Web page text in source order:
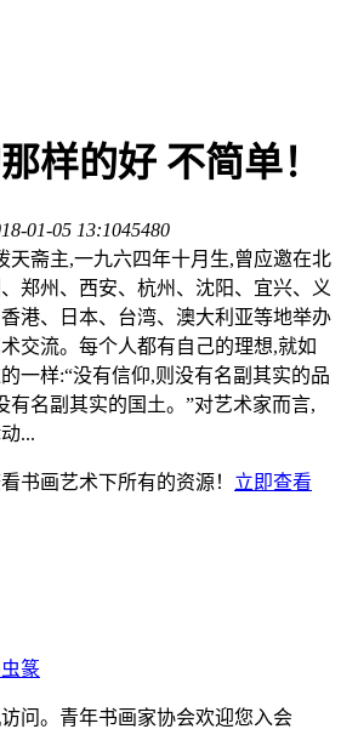
样的好 不简单！
01-05 13:1045480
天斋主,一九六四年十月生,曾应邀在北
郑州、西安、杭州、沈阳、宜兴、义
港、日本、台湾、澳大利亚等地举办
交流。每个人都有自己的理想,就如
一样:“没有信仰,则没有名副其实的品
有名副其实的国土。”对艺术家而言,
...
书画艺术下所有的资源！ 立即查看
篆
问。青年书画家协会欢迎您入会